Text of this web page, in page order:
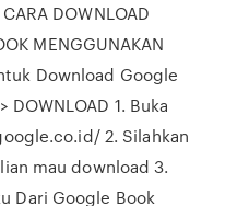
DOWNLOAD
MENGGUNAKAN
Download Google
1. Buka
2. Silahkan
mau download 3.
Dari Google Book